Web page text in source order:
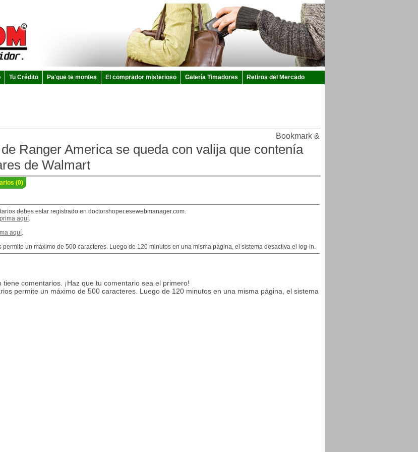
Tu Crédito Pa'que te montes El comprador misterioso Galería Timadores
Retiros del Mercado
Ranger America se queda con valija que contenía
de Walmart
(0)
debes estar registrado en doctorshoper.esewebmanager.com.
aquí.
aquí.
permite un máximo de 500 caracteres. Luego de 120 minutos en una misma página, el sistema desactiva el log-in.
tiene comentarios. ¡Haz que tu comentario sea el primero!
permite un máximo de 500 caracteres. Luego de 120 minutos en una misma página, el sistema